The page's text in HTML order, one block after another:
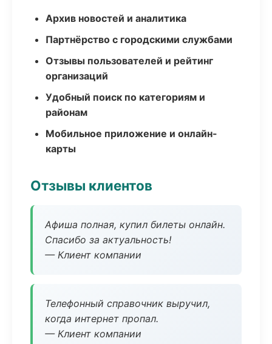
Архив новостей и аналитика
Партнёрство с городскими службами
Отзывы пользователей и рейтинг
организаций
Удобный поиск по категориям и
районам
Мобильное приложение и онлайн-
карты
Отзывы клиентов
Афиша полная, купил билеты онлайн.
Спасибо за актуальность!
— Клиент компании
Телефонный справочник выручил,
когда интернет пропал.
— Клиент компании